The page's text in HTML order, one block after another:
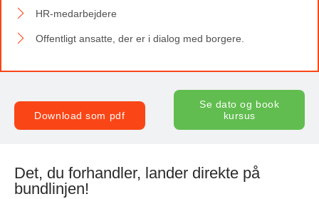
HR-medarbejdere
Offentligt ansatte, der er i dialog med borgere.
Download som pdf
Se dato og book
kursus
Det, du forhandler, lander direkte på
bundlinjen!